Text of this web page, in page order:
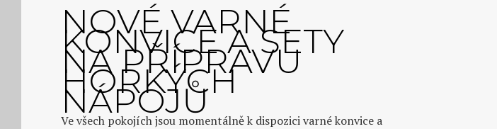
NOVÉ VARNÉ
KONVICE A SETY
NA PŘÍPRAVU
HORKÝCH
NÁPOJŮ
Ve všech pokojích jsou momentálně k dispozici varné konvice a